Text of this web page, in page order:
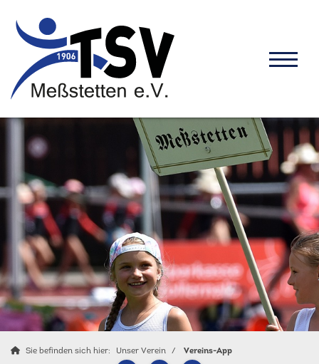
Sie befinden sich hier: Unser Verein Vereins-App